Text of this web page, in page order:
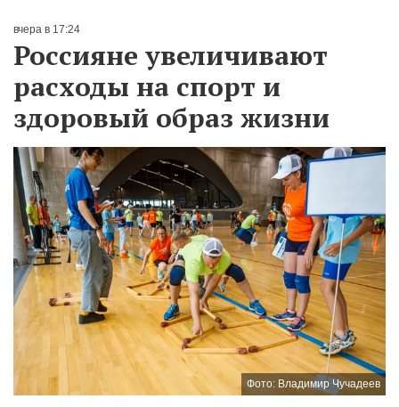
вчера в 17:24
Россияне увеличивают
расходы на спорт и
здоровый образ жизни
Фото: Владимир Чучадеев